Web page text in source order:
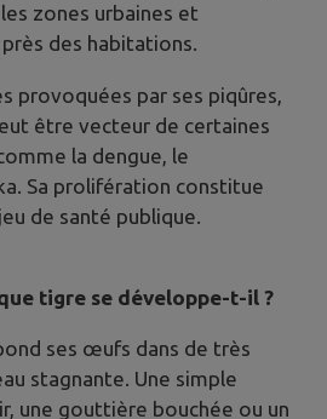
zones urbaines et
des habitations.
provoquées par ses piqûres,
être vecteur de certaines
la dengue, le
Sa prolifération constitue
de santé publique.
tigre se développe-t-il ?
ses œufs dans de très
stagnante. Une simple
une gouttière bouchée ou un